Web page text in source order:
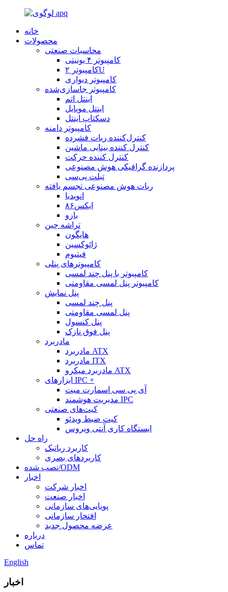
خانه
محصولات
محاسبات صنعتی
کامپیوتر ۴ یونیتی
کامپیوتر ۲U
کامپیوتر دیواری
کامپیوتر جاسازی‌شده
اینتل اتم
اینتل موبایل
دسکتاپ اینتل
کامپیوتر دامنه
کنترل‌کننده ربات فشرده
کنترل کننده بینایی ماشین
کنترل کننده حرکت
پردازنده گرافیکی هوش مصنوعی
تبلت پی‌سی
ربات هوش مصنوعی تجسم یافته
انویدیا
ایکس۸۶
بازو
تراشه چین
هایگون
ژائوکسین
فیتیوم
کامپیوترهای پنلی
کامپیوتر با پنل چند لمسی
کامپیوتر پنل لمسی مقاومتی
پنل نمایش
پنل چند لمسی
پنل لمسی مقاومتی
پنل کنسول
پنل فوق نازک
مادربرد
مادربرد ATX
مادربرد ITX
مادربرد میکرو ATX
ابزارهای IPC +
آی پی سی اسمارت میت
مدیریت هوشمند IPC
کیت‌های صنعتی
کیت ضبط ویدئو
ایستگاه کاری آنتی ویروس
راه حل
کاربرد رباتیک
کاربردهای بصری
نصب شده/ODM
اخبار
اخبار شرکت
اخبار صنعت
پویایی‌های سازمانی
افتخار سازمانی
عرضه محصول جدید
درباره
تماس
English
اخبار